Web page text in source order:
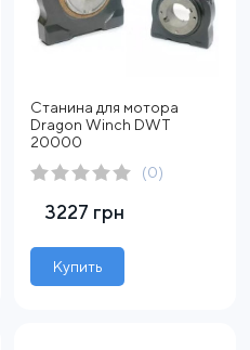
Станина для мотора
Dragon Winch DWT
20000
(0)
3227 грн
Купить